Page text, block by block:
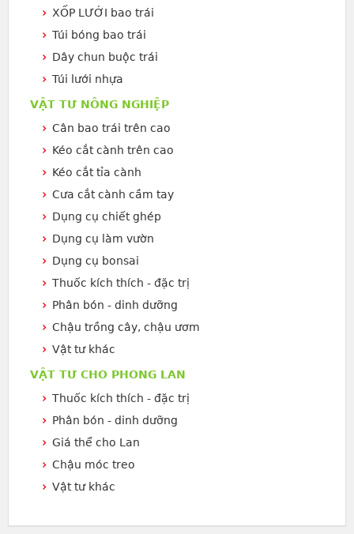
XỐP LƯỚI bao trái
Túi bóng bao trái
Dây chun buộc trái
Túi lưới nhựa
VẬT TƯ NÔNG NGHIỆP
Cân bao trái trên cao
Kéo cắt cành trên cao
Kéo cắt tỉa cành
Cưa cắt cành cầm tay
Dụng cụ chiết ghép
Dụng cụ làm vườn
Dụng cụ bonsai
Thuốc kích thích - đặc trị
Phân bón - dinh dưỡng
Chậu trồng cây, chậu ươm
Vật tư khác
VẬT TƯ CHO PHONG LAN
Thuốc kích thích - đặc trị
Phân bón - dinh dưỡng
Giá thể cho Lan
Chậu móc treo
Vật tư khác